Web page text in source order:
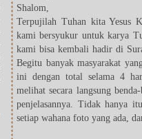
Shalom,
Terpujilah Tuhan kita Yesus
kami bersyukur untuk karya
kami bisa kembali hadir di
Begitu banyak masyarakat
ini dengan total selama 4
melihat secara langsung
penjelasannya. Tidak hanya
setiap wahana foto yang ada,